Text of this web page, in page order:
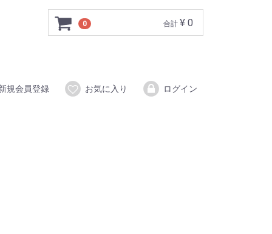
0 合計 ¥ 0
規会員登録 お気に入り ログイン